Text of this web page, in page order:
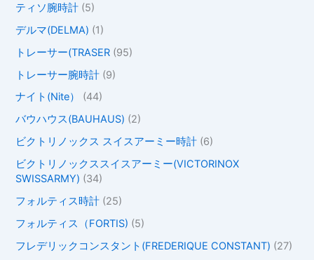
ティソ腕時計 (5)
デルマ(DELMA) (1)
トレーサー(TRASER (95)
トレーサー腕時計 (9)
ナイト(Nite）
(44)
バウハウス(BAUHAUS) (2)
ビクトリノックス スイスアーミー時計 (6)
ビクトリノックススイスアーミー(VICTORINOX
SWISSARMY) (34)
フォルティス時計 (25)
フォルティス（FORTIS) (5)
フレデリックコンスタント(FREDERIQUE CONSTANT) (27)